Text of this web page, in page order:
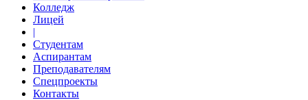
Колледж
Лицей
|
Студентам
Аспирантам
Преподавателям
Спецпроекты
Контакты